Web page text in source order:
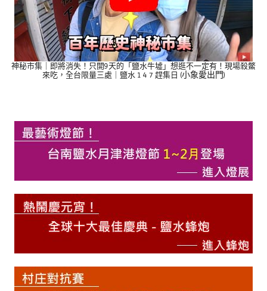
神秘市集｜即將消失！只開9天的「鹽水牛墟」想逛不一定有！現場殺鱉
來吃，全台限量三處｜鹽水 1 4 7 趕集日 (小象愛出門)